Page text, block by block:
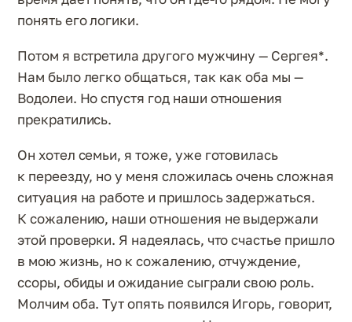
понять его логики.
Потом я встретила другого мужчину — Сергея*.
Нам было легко общаться, так как оба мы —
Водолеи. Но спустя год наши отношения
прекратились.
Он хотел семьи, я тоже, уже готовилась
к переезду, но у меня сложилась очень сложная
ситуация на работе и пришлось задержаться.
К сожалению, наши отношения не выдержали
этой проверки. Я надеялась, что счастье пришло
в мою жизнь, но к сожалению, отчуждение,
ссоры, обиды и ожидание сыграли свою роль.
Молчим оба. Тут опять появился Игорь, говорит,